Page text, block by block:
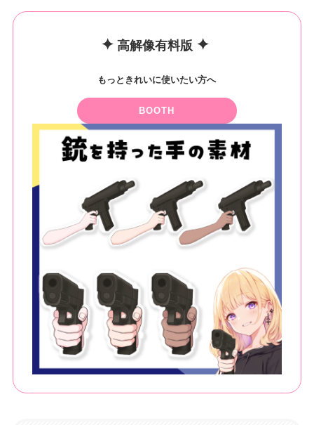
✦ 高解像有料版 ✦
もっときれいに使いたい方へ
BOOTH